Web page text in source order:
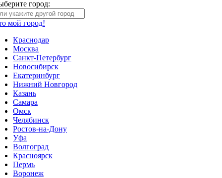
город:
мой город!
Краснодар
Москва
Санкт-Петербург
Новосибирск
Екатеринбург
Нижний Новгород
Казань
Самара
Омск
Челябинск
Ростов-на-Дону
Уфа
Волгоград
Красноярск
Пермь
Воронеж